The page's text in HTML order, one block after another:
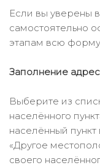
Если вы уверены
самостоятельно
этапам всю
Заполнение
Выберите из
населённого
населённый
«Другое
своего